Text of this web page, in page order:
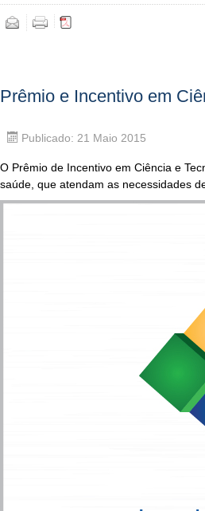
Prêmio e Incentivo em
Publicado: 21 Maio 2015
O Prêmio de Incentivo em Ciência e
saúde, que atendam as necessidades